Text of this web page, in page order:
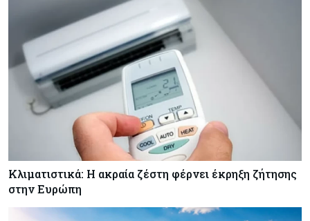
Κόσμος
Γιατί οι κεντρικές τράπεζες αφήνουν τις αγορές
να «παίξουν μπάλα»
Κλιματιστικά: Η ακραία ζέστη φέρνει έκρηξη ζήτησης
στην Ευρώπη